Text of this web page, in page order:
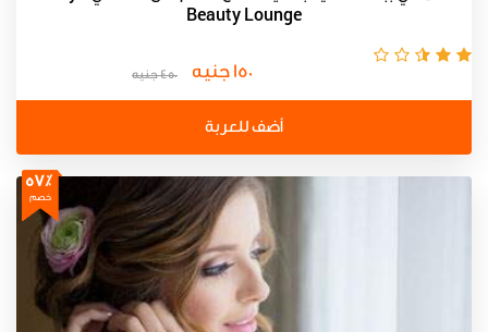
Beauty Lounge
150 جنيه 450 جنيه
أضف للعربة
57٪
خصم